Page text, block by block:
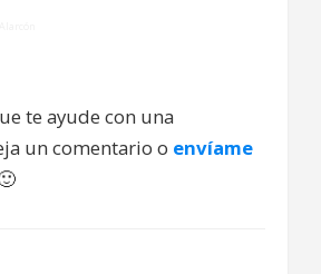
te ayude con una
un comentario o envíame